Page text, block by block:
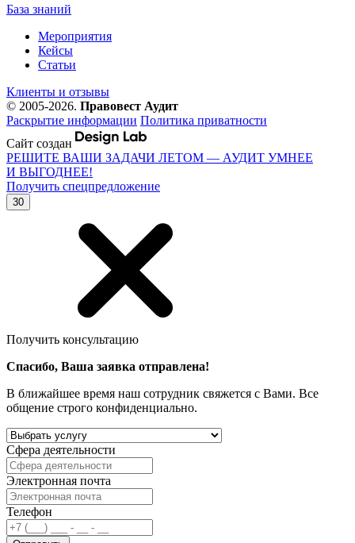
База знаний
Мероприятия
Кейсы
Статьи
Клиенты и отзывы
© 2005-2026. Правовест Аудит
Раскрытие информации Политика приватности
Сайт создан
РЕШИТЕ ВАШИ ЗАДАЧИ ЛЕТОМ — АУДИТ УМНЕЕ
И ВЫГОДНЕЕ!
Получить спецпредложение
30
Получить консультацию
Спасибо, Ваша заявка отправлена!
В ближайшее время наш сотрудник свяжется с Вами. Все
общение строго конфиденциально.
Сфера деятельности
Электронная почта
Телефон